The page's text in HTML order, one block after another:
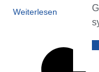
Weiterlesen